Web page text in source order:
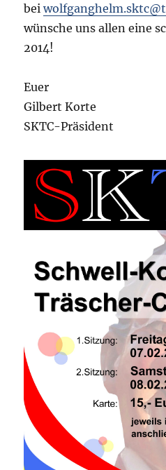
bei
wünsche uns allen eine
2014!
Euer
Gilbert Korte
SKTC-Präsident